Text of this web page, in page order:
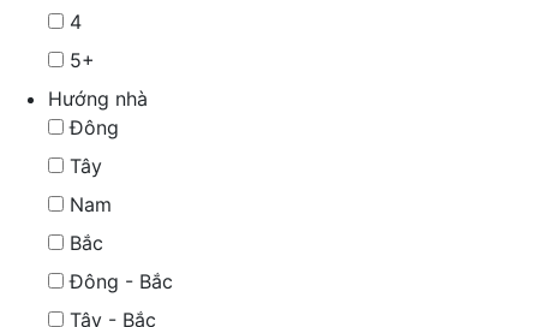
4
5+
Hướng nhà
Đông
Tây
Nam
Bắc
Đông - Bắc
Tây - Bắc